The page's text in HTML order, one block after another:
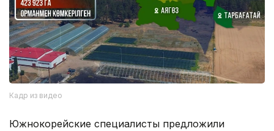
Кадр из видео
Южнокорейские специалисты предложили